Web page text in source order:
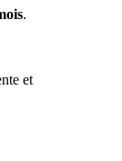
.
et